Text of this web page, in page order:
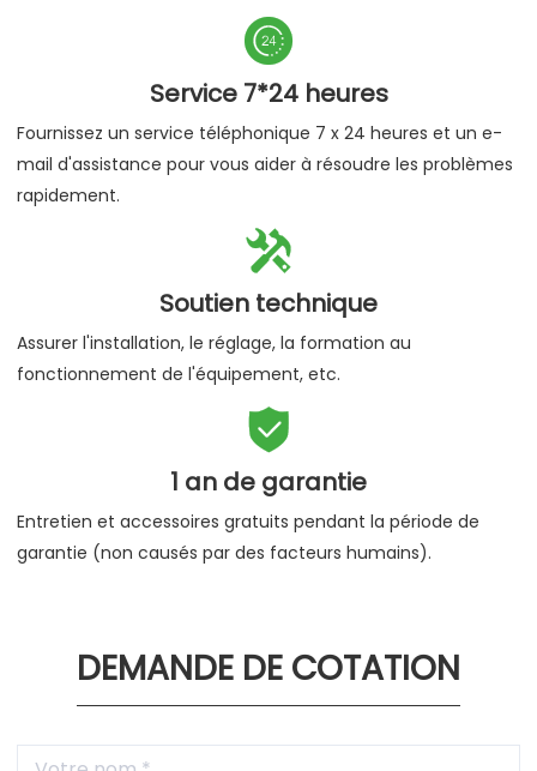

Service 7*24 heures
Fournissez un service téléphonique 7 x 24 heures et un e-
mail d'assistance pour vous aider à résoudre les problèmes
rapidement.

Soutien technique
Assurer l'installation, le réglage, la formation au
fonctionnement de l'équipement, etc.

1 an de garantie
Entretien et accessoires gratuits pendant la période de
garantie (non causés par des facteurs humains).
DEMANDE DE COTATION